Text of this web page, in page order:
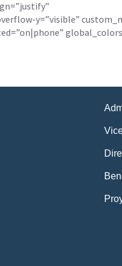
y=”visible”